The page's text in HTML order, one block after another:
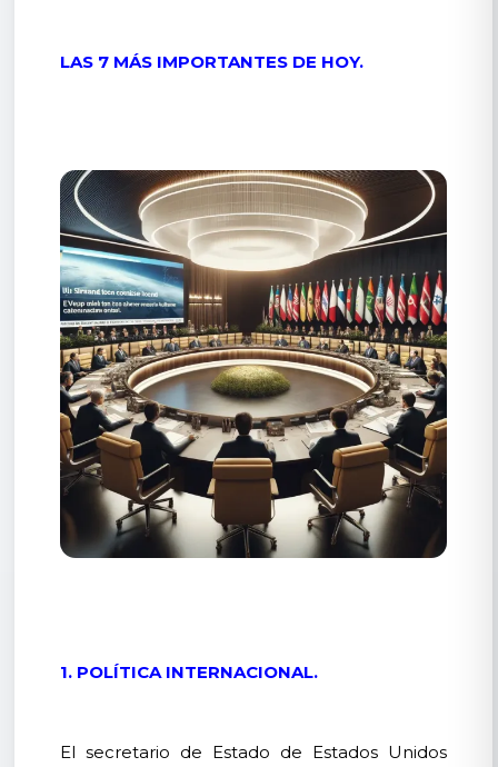
LAS 7 MÁS IMPORTANTES DE HOY.
1. POLÍTICA INTERNACIONAL.
El secretario de Estado de Estados Unidos